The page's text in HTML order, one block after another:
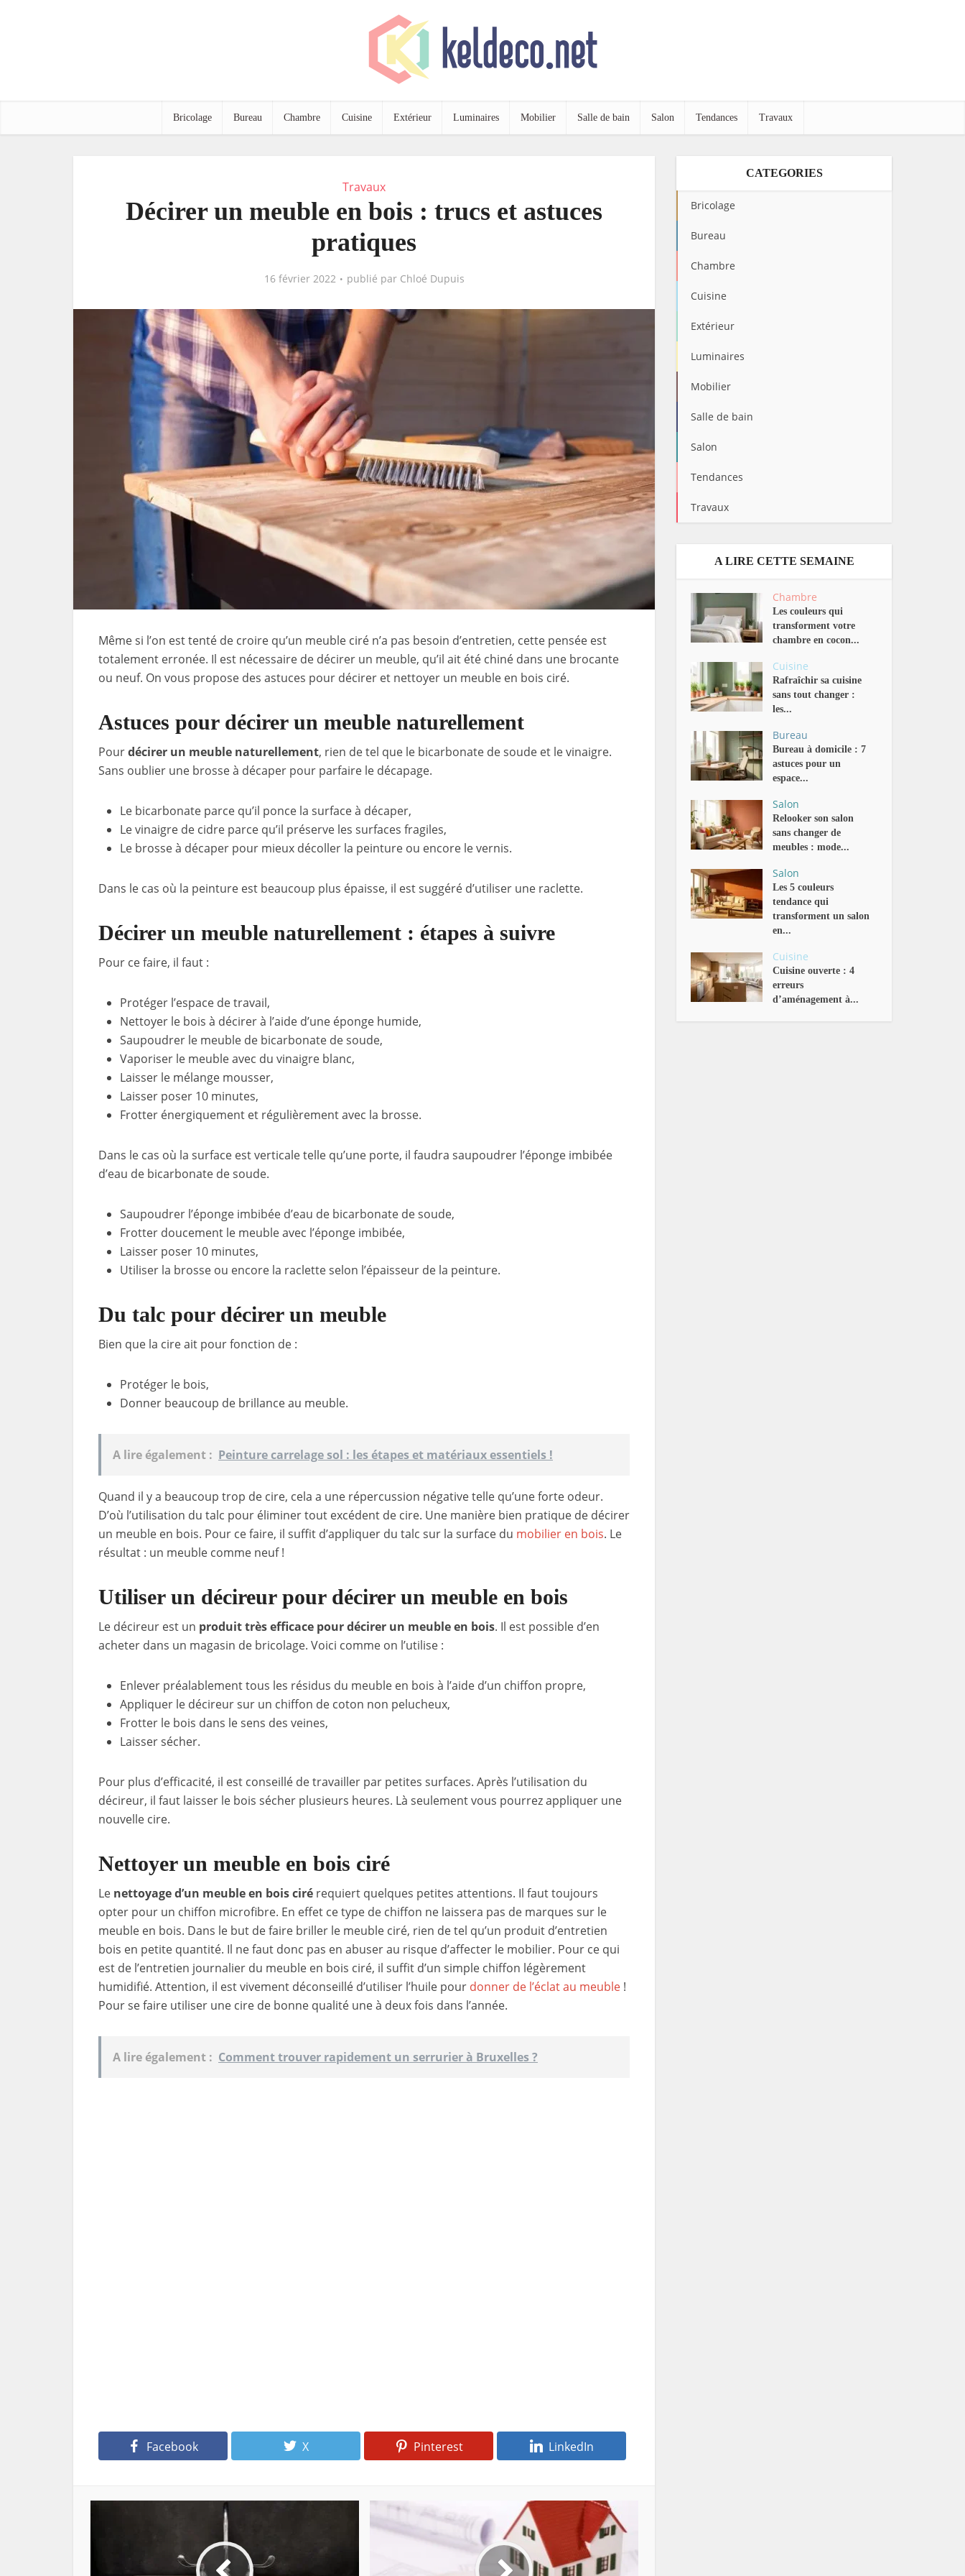
Bricolage Bureau Chambre Cuisine Extérieur Luminaires Mobilier Salle de bain Salon Tendances Travaux
Travaux
Décirer un meuble en bois : trucs et astuces
pratiques
16 février 2022 publié par Chloé Dupuis
Même si l’on est tenté de croire qu’un meuble ciré n’a pas besoin d’entretien, cette pensée est
totalement erronée. Il est nécessaire de décirer un meuble, qu’il ait été chiné dans une brocante
ou neuf. On vous propose des astuces pour décirer et nettoyer un meuble en bois ciré.
Astuces pour décirer un meuble naturellement
Pourdécirer un meuble naturellement, rien de tel que le bicarbonate de soude et le vinaigre.
Sans oublier une brosse à décaper pour parfaire le décapage.
Le bicarbonate parce qu’il ponce la surface à décaper,
Le vinaigre de cidre parce qu’il préserve les surfaces fragiles,
Le brosse à décaper pour mieux décoller la peinture ou encore le vernis.
Dans le cas où la peinture est beaucoup plus épaisse, il est suggéré d’utiliser une raclette.
Décirer un meuble naturellement : étapes à suivre
Pour ce faire, il faut :
Protéger l’espace de travail,
Nettoyer le bois à décirer à l’aide d’une éponge humide,
Saupoudrer le meuble de bicarbonate de soude,
Vaporiser le meuble avec du vinaigre blanc,
Laisser le mélange mousser,
Laisser poser 10 minutes,
Frotter énergiquement et régulièrement avec la brosse.
Dans le cas où la surface est verticale telle qu’une porte, il faudra saupoudrer l’éponge imbibée
d’eau de bicarbonate de soude.
Saupoudrer l’éponge imbibée d’eau de bicarbonate de soude,
Frotter doucement le meuble avec l’éponge imbibée,
Laisser poser 10 minutes,
Utiliser la brosse ou encore la raclette selon l’épaisseur de la peinture.
Du talc pour décirer un meuble
Bien que la cire ait pour fonction de :
Protéger le bois,
Donner beaucoup de brillance au meuble.
A lire également : Peinture carrelage sol : les étapes et matériaux essentiels !
Quand il y a beaucoup trop de cire, cela a une répercussion négative telle qu’une forte odeur.
D’où l’utilisation du talc pour éliminer tout excédent de cire. Une manière bien pratique de décirer
un meuble en bois. Pour ce faire, il suffit d’appliquer du talc sur la surface du mobilier en bois. Le
résultat : un meuble comme neuf !
Utiliser un décireur pour décirer un meuble en bois
Le décireur est un produit très efficace pour décirer un meuble en bois. Il est possible d’en
acheter dans un magasin de bricolage. Voici comme on l’utilise :
Enlever préalablement tous les résidus du meuble en bois à l’aide d’un chiffon propre,
Appliquer le décireur sur un chiffon de coton non pelucheux,
Frotter le bois dans le sens des veines,
Laisser sécher.
Pour plus d’efficacité, il est conseillé de travailler par petites surfaces. Après l’utilisation du
décireur, il faut laisser le bois sécher plusieurs heures. Là seulement vous pourrez appliquer une
nouvelle cire.
Nettoyer un meuble en bois ciré
Le nettoyage d’un meuble en bois ciré requiert quelques petites attentions. Il faut toujours
opter pour un chiffon microfibre. En effet ce type de chiffon ne laissera pas de marques sur le
meuble en bois. Dans le but de faire briller le meuble ciré, rien de tel qu’un produit d’entretien
bois en petite quantité. Il ne faut donc pas en abuser au risque d’affecter le mobilier. Pour ce qui
est de l’entretien journalier du meuble en bois ciré, il suffit d’un simple chiffon légèrement
humidifié. Attention, il est vivement déconseillé d’utiliser l’huile pour donner de l’éclat au meuble !
Pour se faire utiliser une cire de bonne qualité une à deux fois dans l’année.
A lire également : Comment trouver rapidement un serrurier à Bruxelles ?
Facebook X Pinterest LinkedIn
CATEGORIES
Bricolage
Bureau
Chambre
Cuisine
Extérieur
Luminaires
Mobilier
Salle de bain
Salon
Tendances
Travaux
A LIRE CETTE SEMAINE
Chambre
Les couleurs qui
transforment votre
chambre en cocon...
Cuisine
Rafraîchir sa cuisine
sans tout changer :
les...
Bureau
Bureau à domicile : 7
astuces pour un
espace...
Salon
Relooker son salon
sans changer de
meubles : mode...
Salon
Les 5 couleurs
tendance qui
transforment un salon
en...
Cuisine
Cuisine ouverte : 4
erreurs
d’aménagement à...